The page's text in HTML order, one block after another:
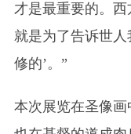
才是最重要的。西
就是为了告诉世
修的’。”
本次展览在圣像